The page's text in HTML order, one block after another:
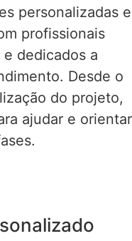
personalizadas e
profissionais
dedicados a
Desde o
do projeto,
ajudar e orientar